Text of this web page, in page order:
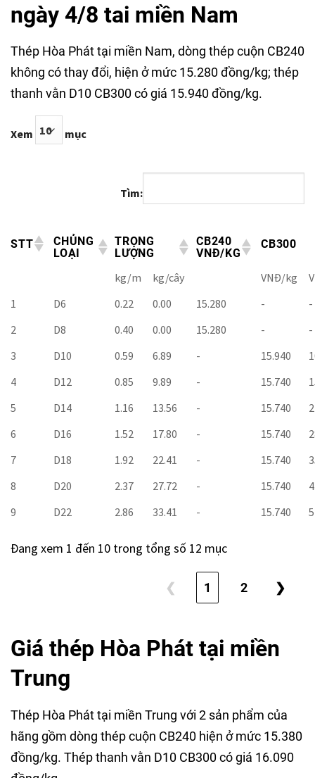
ngày 4/8 tai miền Nam
Thép Hòa Phát tại miền Nam, dòng thép cuộn CB240
không có thay đổi, hiện ở mức 15.280 đồng/kg; thép
thanh vằn D10 CB300 có giá 15.940 đồng/kg.
Xem mục
Tìm:
STT
CHỦNG
LOẠI
TRỌNG
LƯỢNG
CB240
VNĐ/KG
CB300
kg/m kg/cây VNĐ/kg
1
D6 0.22 0.00 15.280 -
-
2
D8 0.40 0.00 15.280 -
-
3
D10 0.59 6.89 - 15.940
4
D12 0.85 9.89 - 15.740
5
D14 1.16 13.56 - 15.740
6
D16 1.52 17.80 - 15.740
7
D18 1.92 22.41 - 15.740
8
D20 2.37 27.72 - 15.740
9
D22 2.86 33.41 - 15.740
Đang xem 1 đến 10 trong tổng số 12 mục
❮ 1 2 ❯
Giá thép Hòa Phát tại miền
Trung
Thép Hòa Phát tại miền Trung với 2 sản phẩm của
hãng gồm dòng thép cuộn CB240 hiện ở mức 15.380
đồng/kg. Thép thanh vằn D10 CB300 có giá 16.090